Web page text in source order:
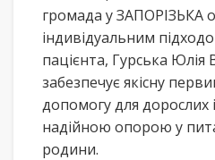
громада у ЗАПОРІЗЬКА
індивідуальним
пацієнта, Гурська Юлія
забезпечує якісну
допомогу для дорослих
надійною опорою у
родини.